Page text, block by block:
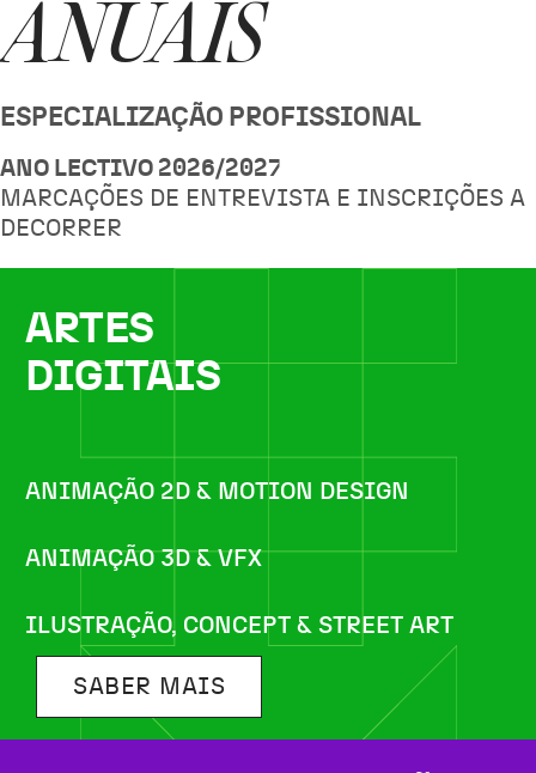
ANUAIS
ESPECIALIZAÇÃO PROFISSIONAL
ANO LECTIVO 2026/2027
MARCAÇÕES DE ENTREVISTA E INSCRIÇÕES A
DECORRER
ARTES
DIGITAIS
ANIMAÇÃO 2D & MOTION DESIGN
ANIMAÇÃO 3D & VFX
ILUSTRAÇÃO, CONCEPT & STREET ART
SABER MAIS